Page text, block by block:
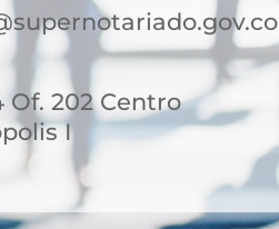
Of. 202 Centro
I